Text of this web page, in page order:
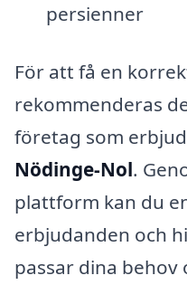
persienner
För att få en
rekommenderas
företag som
Nödinge-Nol.
plattform kan du
erbjudanden och
passar dina